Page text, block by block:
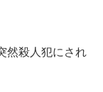
然殺人犯にされ